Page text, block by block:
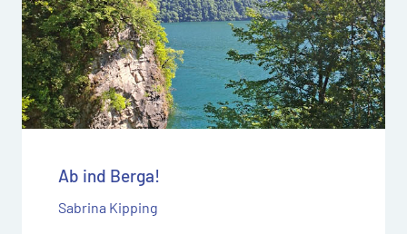
Ab ind Berga!
Sabrina Kipping